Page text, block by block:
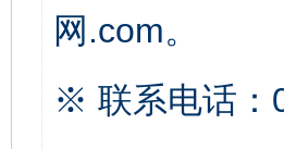
网.com。
※ 联系电话：